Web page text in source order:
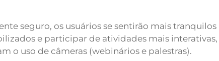
seguro, os usuários se sentirão mais tranquilos
e participar de atividades mais interativas,
o uso de câmeras (webinários e palestras).